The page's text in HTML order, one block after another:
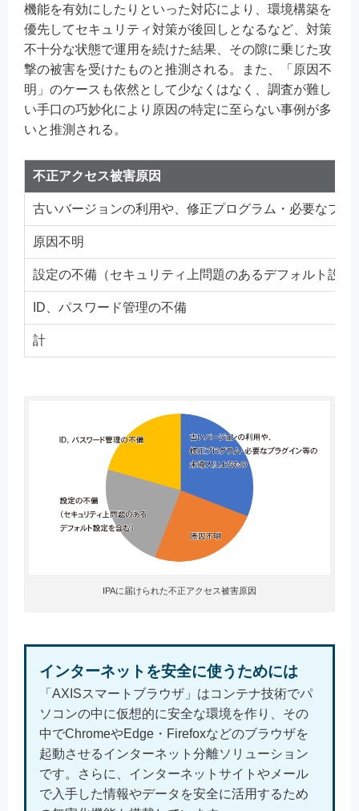
機能を有効にしたりといった対応により、環境構築を
優先してセキュリティ対策が後回しとなるなど、対策
不十分な状態で運用を続けた結果、その隙に乗じた攻
撃の被害を受けたものと推測される。また、「原因不
明」のケースも依然として少なくはなく、調査が難し
い手口の巧妙化により原因の特定に至らない事例が多
いと推測される。
不正アクセス被害原因
古いバージョンの利用や、修正プログラム・必要なプ
原因不明
設定の不備（セキュリティ上問題のあるデフォルト設定
ID、パスワード管理の不備
計
IPAに届けられた不正アクセス被害原因
インターネットを安全に使うためには
「AXISスマートブラウザ」はコンテナ技術でパ
ソコンの中に仮想的に安全な環境を作り、その
中でChromeやEdge・Firefoxなどのブラウザを
起動させるインターネット分離ソリューション
です。さらに、インターネットサイトやメール
で入手した情報やデータを安全に活用するため